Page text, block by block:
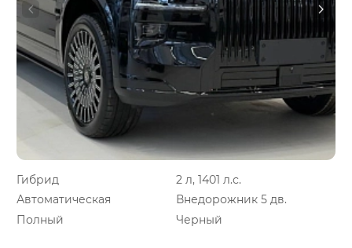
Гибрид
2 л, 1401 л.с.
Автоматическая
Внедорожник 5 дв.
Полный
Черный